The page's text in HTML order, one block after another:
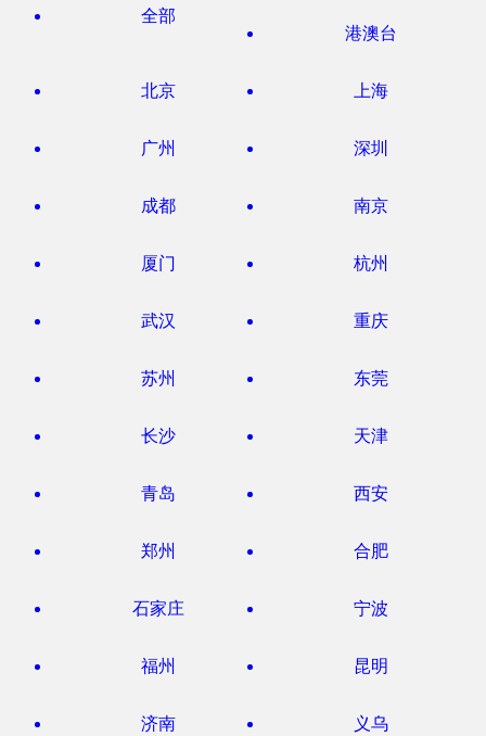
全部
港澳台
北京 上海
广州 深圳
成都 南京
厦门 杭州
武汉 重庆
苏州 东莞
长沙 天津
青岛 西安
郑州 合肥
石家庄 宁波
福州 昆明
济南 义乌